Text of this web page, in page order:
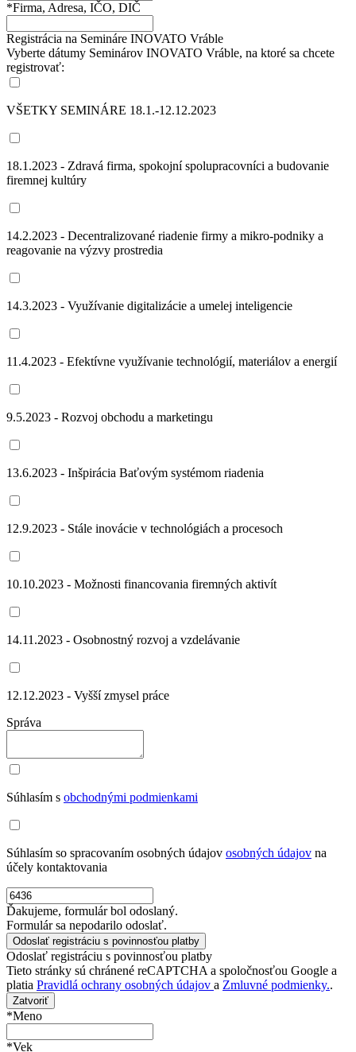
*Firma, Adresa, IČO, DIČ
Registrácia na Semináre INOVATO Vráble
Vyberte dátumy Seminárov INOVATO Vráble, na ktoré sa chcete
registrovať:
VŠETKY SEMINÁRE 18.1.-12.12.2023
18.1.2023 - Zdravá firma, spokojní spolupracovníci a budovanie
firemnej kultúry
14.2.2023 - Decentralizované riadenie firmy a mikro-podniky a
reagovanie na výzvy prostredia
14.3.2023 - Využívanie digitalizácie a umelej inteligencie
11.4.2023 - Efektívne využívanie technológií, materiálov a energií
9.5.2023 - Rozvoj obchodu a marketingu
13.6.2023 - Inšpirácia Baťovým systémom riadenia
12.9.2023 - Stále inovácie v technológiách a procesoch
10.10.2023 - Možnosti financovania firemných aktivít
14.11.2023 - Osobnostný rozvoj a vzdelávanie
12.12.2023 - Vyšší zmysel práce
Správa
Súhlasím s obchodnými podmienkami
Súhlasím so spracovaním osobných údajov osobných údajov na
účely kontaktovania
Ďakujeme, formulár bol odoslaný.
Formulár sa nepodarilo odoslať.
Odoslať registráciu s povinnosťou platby
Tieto stránky sú chránené reCAPTCHA a spoločnosťou Google a
platia Pravidlá ochrany osobných údajov a Zmluvné podmienky..
Zatvoriť
*Meno
*Vek